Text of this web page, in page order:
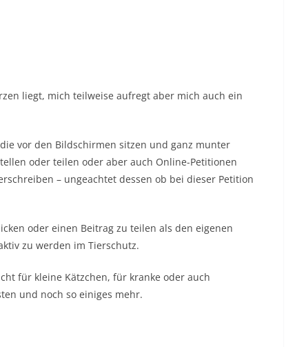
liegt, mich teilweise aufregt aber mich auch ein
vor den Bildschirmen sitzen und ganz munter
oder teilen oder aber auch Online-Petitionen
– ungeachtet dessen ob bei dieser Petition
oder einen Beitrag zu teilen als den eigenen
zu werden im Tierschutz.
für kleine Kätzchen, für kranke oder auch
und noch so einiges mehr.